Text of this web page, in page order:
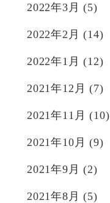
2022年3月 (5)
2022年2月 (14)
2022年1月 (12)
2021年12月 (7)
2021年11月 (10)
2021年10月 (9)
2021年9月 (2)
2021年8月 (5)